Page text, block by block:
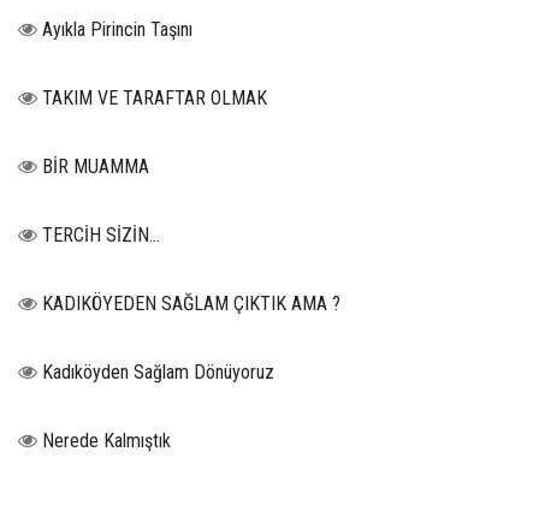
Ayıkla Pirincin Taşını
TAKIM VE TARAFTAR OLMAK
BİR MUAMMA
TERCİH SİZİN…
KADIKÖYEDEN SAĞLAM ÇIKTIK AMA ?
Kadıköyden Sağlam Dönüyoruz
Nerede Kalmıştık